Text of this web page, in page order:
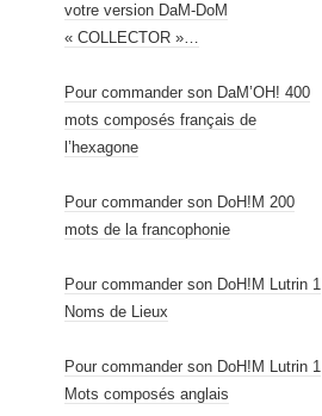
votre version DaM-DoM
« COLLECTOR »…
Pour commander son DaM’OH! 400
mots composés français de
l’hexagone
Pour commander son DoH!M 200
mots de la francophonie
Pour commander son DoH!M Lutrin 1
Noms de Lieux
Pour commander son DoH!M Lutrin 1
Mots composés anglais